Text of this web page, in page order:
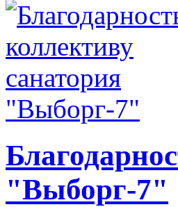
"Выборг-7"